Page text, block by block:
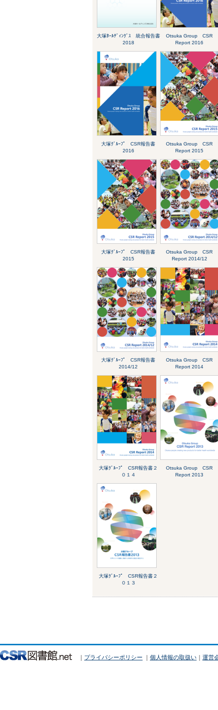
大塚ﾎｰﾙﾃﾞｨﾝｸﾞｽ 統合報告書
2018
Otsuka Group CSR
Report 2016
大塚ｸﾞﾙｰﾌﾟ CSR報告書
2016
Otsuka Group CSR
Report 2015
大塚ｸﾞﾙｰﾌﾟ CSR報告書
2015
Otsuka Group CSR
Report 2014/12
大塚ｸﾞﾙｰﾌﾟ CSR報告書
2014/12
Otsuka Group CSR
Report 2014
大塚ｸﾞﾙｰﾌﾟ CSR報告書２
０１４
Otsuka Group CSR
Report 2013
大塚ｸﾞﾙｰﾌﾟ CSR報告書２
０１３
｜ プライバシーポリシー ｜ 個人情報の取扱い ｜ 運営